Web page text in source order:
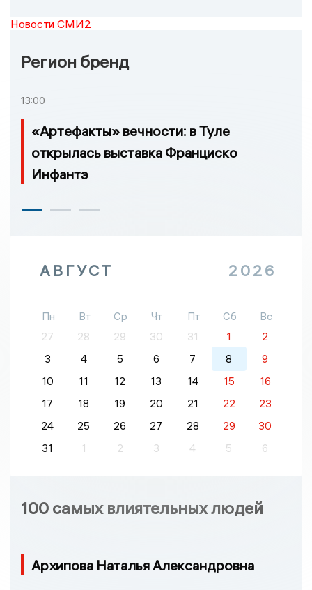
Новости СМИ2
Регион бренд
13:00
«Артефакты» вечности: в Туле
открылась выставка Франциско
Инфантэ
АВГУСТ 2026
Пн Вт Ср Чт Пт Сб
Вс
27
28 29 30 31 1
2
3
4 5 6 7 8
9
10
11 12 13 14 15
16
17
18 19 20 21 22
23
24
25 26 27 28 29
30
31
1 2 3 4 5 6
100 самых влиятельных людей
Архипова Наталья Александровна